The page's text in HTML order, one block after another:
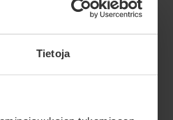
Tietoja